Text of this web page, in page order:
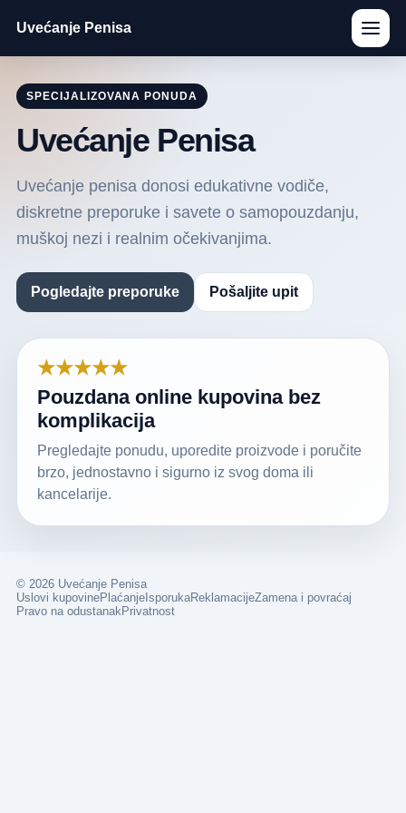
Uvećanje Penisa
SPECIJALIZOVANA PONUDA
Uvećanje Penisa
Uvećanje penisa donosi edukativne vodiče,
diskretne preporuke i savete o samopouzdanju,
muškoj nezi i realnim očekivanjima.
Pogledajte preporuke Pošaljite upit
★★★★★
Pouzdana online kupovina bez
komplikacija
Pregledajte ponudu, uporedite proizvode i poručite
brzo, jednostavno i sigurno iz svog doma ili
kancelarije.
© 2026 Uvećanje Penisa
Uslovi kupovinePlaćanje IsporukaReklamacijeZamena i povraćaj
Pravo na odustanakPrivatnost